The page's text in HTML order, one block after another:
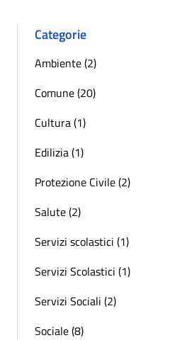
Categorie
Ambiente (2)
Comune (20)
Cultura (1)
Edilizia (1)
Protezione Civile (2)
Salute (2)
Servizi scolastici (1)
Servizi Scolastici (1)
Servizi Sociali (2)
Sociale (8)